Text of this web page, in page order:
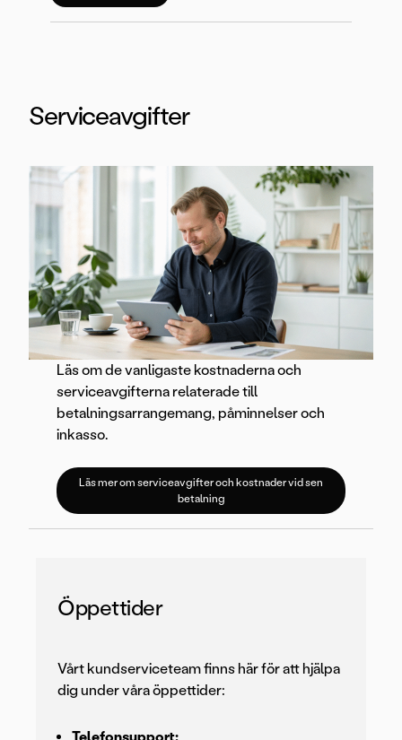
Serviceavgifter
Läs om de vanligaste kostnaderna och
serviceavgifterna relaterade till
betalningsarrangemang, påminnelser och
inkasso.
Läs mer om serviceavgifter och kostnader vid sen
betalning
Öppettider
Vårt kundserviceteam finns här för att hjälpa
dig under våra öppettider: